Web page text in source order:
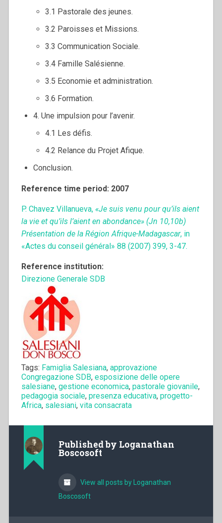
3.1 Pastorale des jeunes.
3.2 Paroisses et Missions.
3.3 Communication Sociale.
3.4 Famille Salésienne.
3.5 Economie et administration.
3.6 Formation.
4. Une impulsion pour l’avenir.
4.1 Les défis.
4.2 Relance du Projet Afique.
Conclusion.
Reference time period: 2007
P. Chavez Villanueva, «Je suis venu pour qu’ils aient
la vie et qu’ils l’aient en abondance» (Jn 10,10b)
Présentation de la Région Afrique-Madagascar, in
«Actes du conseil général» 88 (2007) 399, 3-47.
Reference institution:
Direzione Generale SDB
Tags: Famiglia Salesiana, approvazione
Congregazione SDB, esposizione delle opere
salesiane, gestione economica, pastorale giovanile,
pedagogia sociale, presenza educativa, progetto-
Africa, salesiani, vita consacrata
Published by Loganathan
Boscosoft
View all posts by Loganathan
Boscosoft